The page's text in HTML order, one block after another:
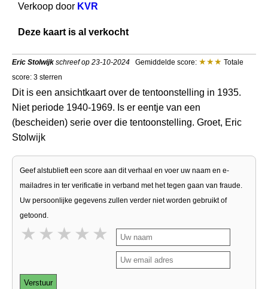
Verkoop door KVR
Deze kaart is al verkocht
Eric Stolwijk schreef op 23-10-2024 Gemiddelde score:
Totale
score: 3 sterren
Dit is een ansichtkaart over de tentoonstelling in 1935.
Niet periode 1940-1969. Is er eentje van een
(bescheiden) serie over die tentoonstelling. Groet, Eric
Stolwijk
Geef alstublieft een score aan dit verhaal en voer uw naam en e-
mailadres in ter verificatie in verband met het tegen gaan van fraude.
Uw persoonlijke gegevens zullen verder niet worden gebruikt of
getoond.
5 stars
4 stars
3 stars
2 stars
1 star
Verstuur